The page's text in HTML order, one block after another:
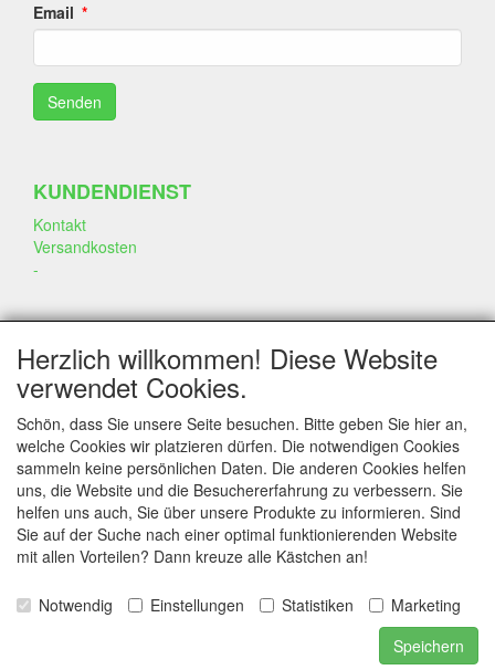
Email
KUNDENDIENST
Kontakt
Versandkosten
-
SOZIALEN MEDIEN
KONTAKT
www.annekeszoetwaren.nl
Dr. Schaepmanlaan 56
6823 AS Arnhem
E-mail: info@annekeszoetwaren.nl
Herzlich willkommen! Diese Website
verwendet Cookies.
Schön, dass Sie unsere Seite besuchen. Bitte geben Sie hier an,
welche Cookies wir platzieren dürfen. Die notwendigen Cookies
sammeln keine persönlichen Daten. Die anderen Cookies helfen
uns, die Website und die Besuchererfahrung zu verbessern. Sie
helfen uns auch, Sie über unsere Produkte zu informieren. Sind
Sie auf der Suche nach einer optimal funktionierenden Website
mit allen Vorteilen? Dann kreuze alle Kästchen an!
Notwendig Einstellungen Statistiken
Marketing
Speichern